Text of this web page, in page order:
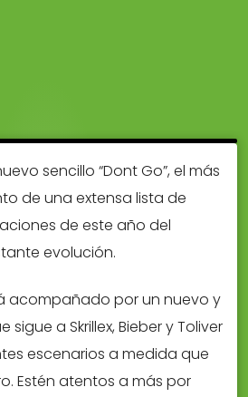
sencillo “Dont Go”, el más
de una extensa lista de
de este año del
evolución.
acompañado por un nuevo y
a Skrillex, Bieber y Toliver
escenarios a medida que
Estén atentos a más por